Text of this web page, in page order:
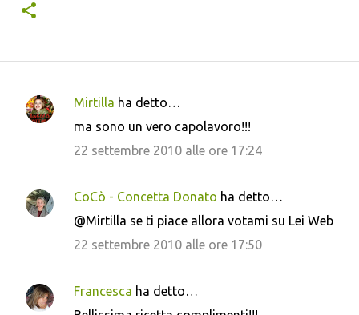
C
e
Mirtilla ha detto…
ma sono un vero capolavoro!!!
22 settembre 2010 alle ore 17:24
CoCò - Concetta Donato ha detto…
@Mirtilla se ti piace allora votami su Lei Web
22 settembre 2010 alle ore 17:50
Francesca ha detto…